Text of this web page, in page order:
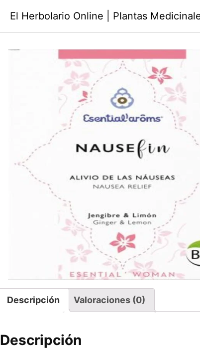
El Herbolario Online | Plantas
Descripción Valoraciones (0)
Descripción